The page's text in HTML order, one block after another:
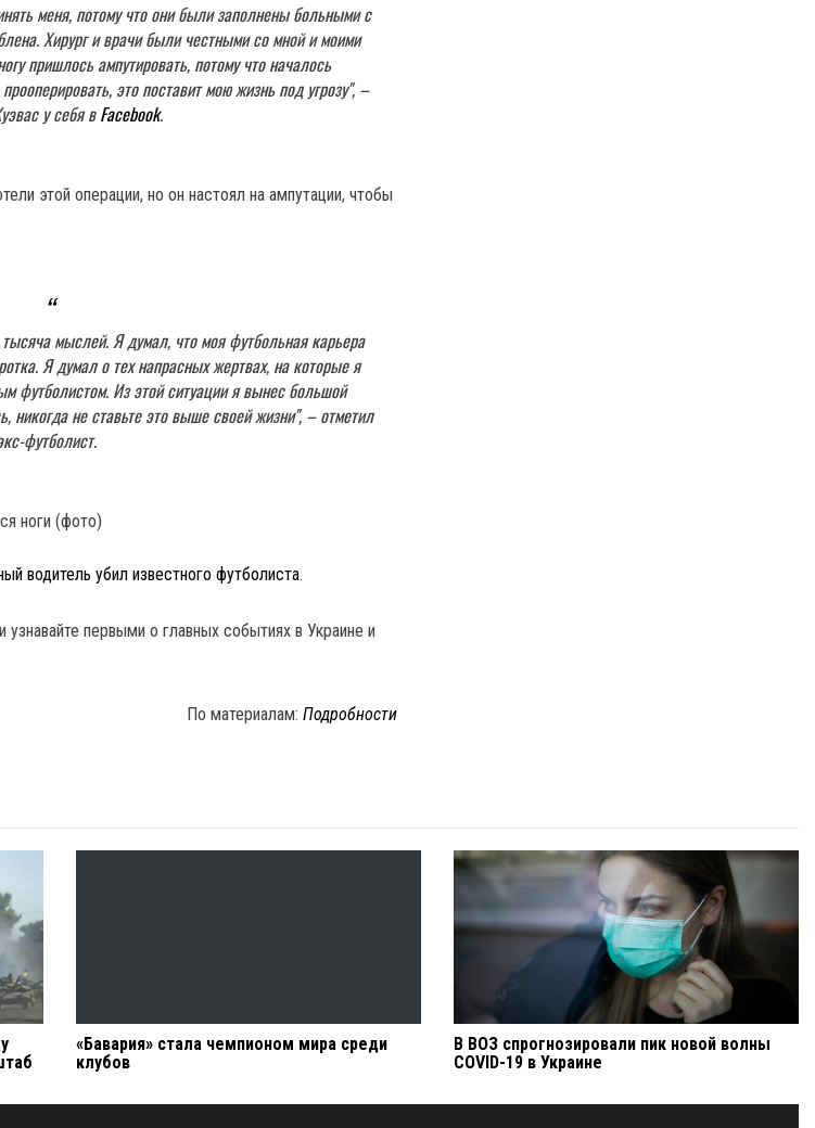
меня, потому что они были заполнены больными с
Хирург и врачи были честными со мной и моими
пришлось ампутировать, потому что началось
это поставит мою жизнь под угрозу", –
у себя вFacebook.
этой операции, но он настоял на ампутации, чтобы
мыслей. Я думал, что моя футбольная карьера
Я думал о тех напрасных жертвах, на которые я
футболистом. Из этой ситуации я вынес большой
не ставьте это выше своей жизни", – отметил
футболист.
водитель убил известного футболиста.
и узнавайте первыми о главных событиях в Украине и
По материалам:Подробности
«Бавария» стала чемпионом мира среди
клубов
В ВОЗ спрогнозировали пик новой волны
COVID-19 в Украине